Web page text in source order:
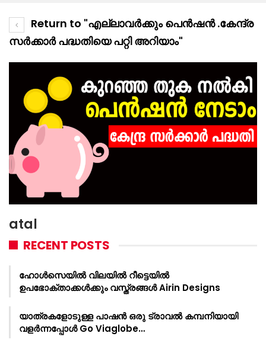
Return to "എല്ലാവർക്കും പെൻഷൻ .കേന്ദ്ര
സർക്കാർ പദ്ധതിയെ പറ്റി അറിയാം"
atal
RECENT POSTS
ഹോൾസെയിൽ വിലയിൽ റീട്ടെയിൽ
ഉപഭോക്താക്കൾക്കും വസ്ത്രങ്ങൾ Airin Designs
യാത്രകളോടുള്ള പാഷൻ ഒരു ട്രാവൽ കമ്പനിയായി
വളർന്നപ്പോൾ Go Viaglobe…